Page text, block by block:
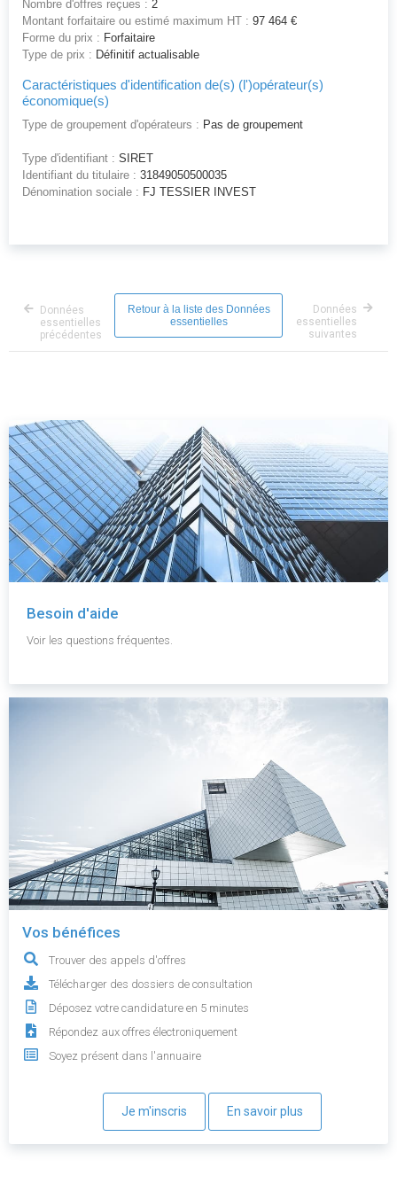
Nombre d'offres reçues : 2
Montant forfaitaire ou estimé maximum HT : 97 464 €
Forme du prix : Forfaitaire
Type de prix : Définitif actualisable
Caractéristiques d'identification de(s) (l')opérateur(s)
économique(s)
Type de groupement d'opérateurs : Pas de groupement
Type d'identifiant : SIRET
Identifiant du titulaire : 31849050500035
Dénomination sociale : FJ TESSIER INVEST
Données
essentielles
précédentes
Retour à la liste des Données
essentielles
Données
essentielles
suivantes
Besoin d'aide
Voir les questions fréquentes.
Vos bénéfices
Trouver des appels d'offres
Télécharger des dossiers de consultation
Déposez votre candidature en 5 minutes
Répondez aux offres électroniquement
Soyez présent dans l'annuaire
Je m'inscris En savoir plus